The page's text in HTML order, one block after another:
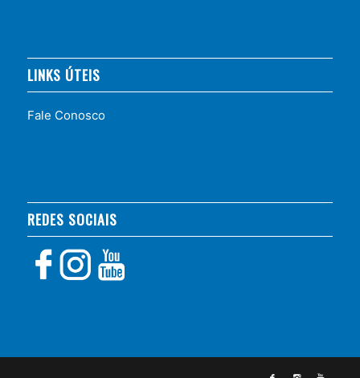
LINKS ÚTEIS
Fale Conosco
REDES SOCIAIS